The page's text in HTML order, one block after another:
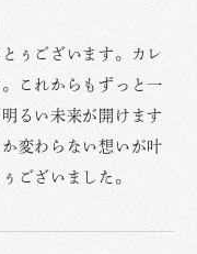
ぅございます。カレ
これからもずっと一
るい未来が開けます
変わらない想いが叶
ございました。